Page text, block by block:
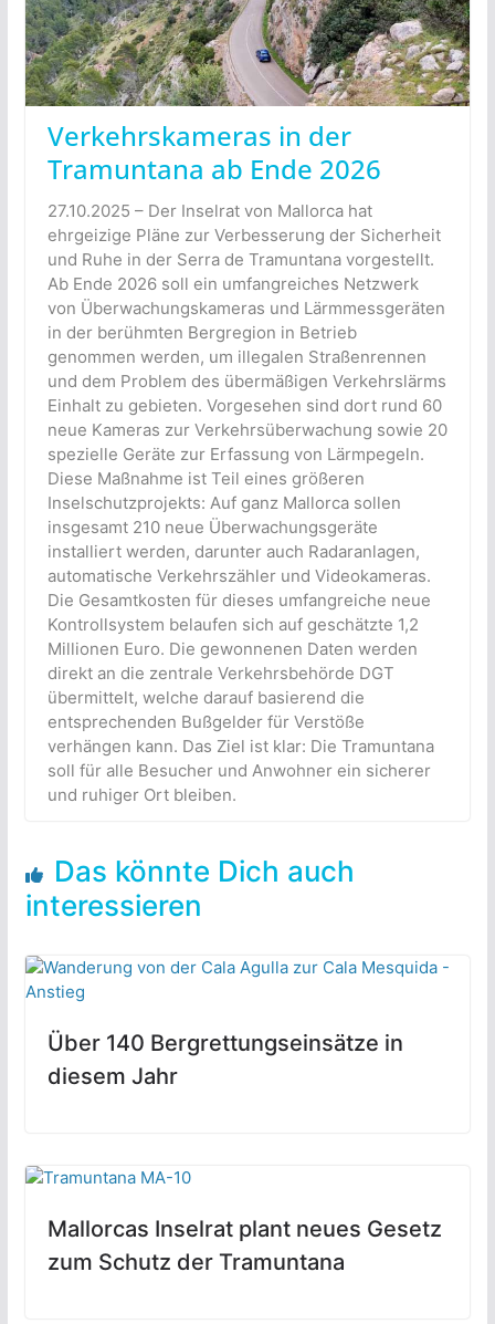
Verkehrskameras in der
Tramuntana ab Ende 2026
27.10.2025 – Der Inselrat von Mallorca hat
ehrgeizige Pläne zur Verbesserung der Sicherheit
und Ruhe in der Serra de Tramuntana vorgestellt.
Ab Ende 2026 soll ein umfangreiches Netzwerk
von Überwachungskameras und Lärmmessgeräten
in der berühmten Bergregion in Betrieb
genommen werden, um illegalen Straßenrennen
und dem Problem des übermäßigen Verkehrslärms
Einhalt zu gebieten. Vorgesehen sind dort rund 60
neue Kameras zur Verkehrsüberwachung sowie 20
spezielle Geräte zur Erfassung von Lärmpegeln.
Diese Maßnahme ist Teil eines größeren
Inselschutzprojekts: Auf ganz Mallorca sollen
insgesamt 210 neue Überwachungsgeräte
installiert werden, darunter auch Radaranlagen,
automatische Verkehrszähler und Videokameras.
Die Gesamtkosten für dieses umfangreiche neue
Kontrollsystem belaufen sich auf geschätzte 1,2
Millionen Euro. Die gewonnenen Daten werden
direkt an die zentrale Verkehrsbehörde DGT
übermittelt, welche darauf basierend die
entsprechenden Bußgelder für Verstöße
verhängen kann. Das Ziel ist klar: Die Tramuntana
soll für alle Besucher und Anwohner ein sicherer
und ruhiger Ort bleiben.
Das könnte Dich auch
interessieren
Über 140 Bergrettungseinsätze in
diesem Jahr
Mallorcas Inselrat plant neues Gesetz
zum Schutz der Tramuntana